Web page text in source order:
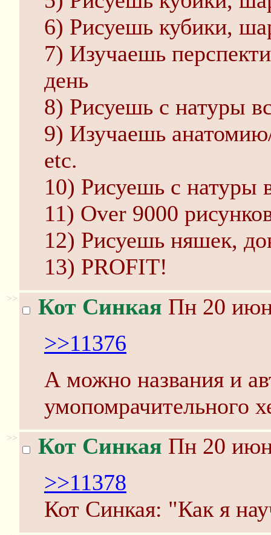
6) Рисуешь кубики,
7) Изучаешь
день
8) Рисуешь с натуры
9) Изучаешь
etc.
10) Рисуешь с натуры
11) Over 9000
12) Рисуешь няшек,
13) PROFIT!
>> Кот Синкая Пн 20
>>11376
А можно названия и
умопомрачительного
>> Кот Синкая Пн 20
>>11378
Кот Синкая: "Как я